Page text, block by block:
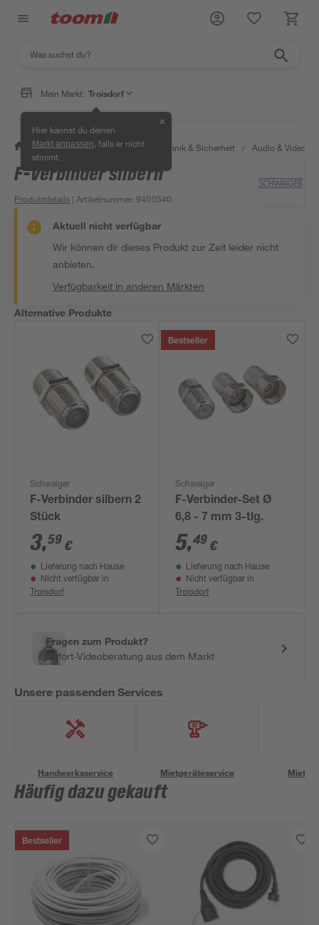
Mein Markt: Troisdorf
Hier kannst du deinen
Markt anpassen , falls er nicht
stimmt.
✕
/ Bauen & Renovieren / Haustechnik & Sicherheit / Audio & Video
F-Verbinder silbern
Produktdetails | Artikelnummer:9400540
Aktuell nicht verfügbar
Wir können dir dieses Produkt zur Zeit leider nicht
anbieten.
Verfügbarkeit in anderen Märkten
Alternative Produkte
Schwaiger
F-Verbinder silbern 2
Stück
3,59 €
Lieferung nach Hause
Nicht verfügbar in
Troisdorf
Bestseller
Schwaiger
F-Verbinder-Set Ø
6,8 - 7 mm 3-tlg.
5,49 €
Lieferung nach Hause
Nicht verfügbar in
Troisdorf
Fragen zum Produkt?
Sofort-Videoberatung aus dem Markt
Unsere passenden Services
Handwerksservice Mietgeräteservice
Häufig dazu gekauft
Bestseller